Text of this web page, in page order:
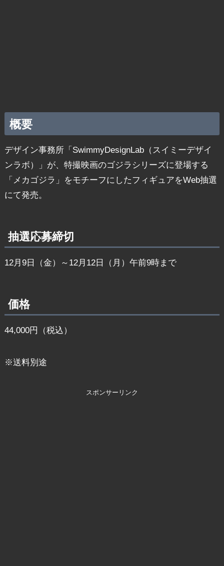
概要
デザイン事務所「SwimmyDesignLab（スイミーデザイ
ンラボ）」が、特撮映画のゴジラシリーズに登場する
「メカゴジラ」をモチーフにしたフィギュアをWeb抽選
にて発売。
抽選応募締切
12月9日（金）～12月12日（月）午前9時まで
価格
44,000円（税込）
※送料別途
スポンサーリンク